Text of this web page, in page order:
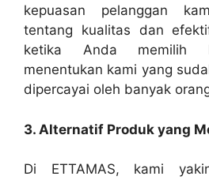
kepuasan pelanggan
tentang kualitas dan
ketika Anda memilih
menentukan kami yang
dipercayai oleh banyak
3. Alternatif Produk yang
Di ETTAMAS, kami